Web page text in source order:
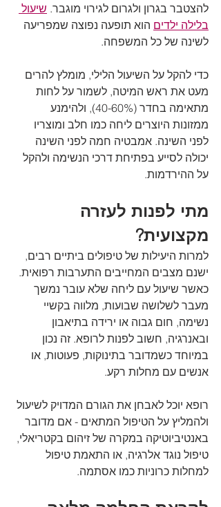
להצטבר בגרון ולגרום לגירוי מוגבר. שיעול
בלילה ילדים הוא תופעה נפוצה שמפריעה
לשינה של כל המשפחה.
כדי להקל על השיעול הלילי, מומלץ להרים
מעט את ראש המיטה, לשמור על לחות
מתאימה בחדר (40-60%), ולהימנע
ממזונות היוצרים ליחה כמו חלב ומוצריו
לפני השינה. אמבטיה חמה לפני השינה
יכולה לסייע בפתיחת דרכי הנשימה ולהקל
על ההירדמות.
מתי לפנות לעזרה
מקצועית?
למרות היעילות של טיפולים ביתיים רבים,
ישנם מצבים המחייבים התערבות רפואית.
כאשר שיעול עם ליחה שלא עובר נמשך
מעבר לשלושה שבועות, מלווה בקשיי
נשימה, חום גבוה או ירידה בתיאבון
ובאנרגיה, חשוב לפנות לרופא. זה נכון
במיוחד כשמדובר בתינוקות, פעוטות, או
אנשים עם מחלות רקע.
רופא יוכל לאבחן את הגורם המדויק לשיעול
ולהמליץ על הטיפול המתאים - אם מדובר
באנטיביוטיקה במקרה של זיהום בקטריאלי,
טיפול נוגד אלרגיה, או התאמת טיפול
למחלות כרוניות כמו אסתמה.